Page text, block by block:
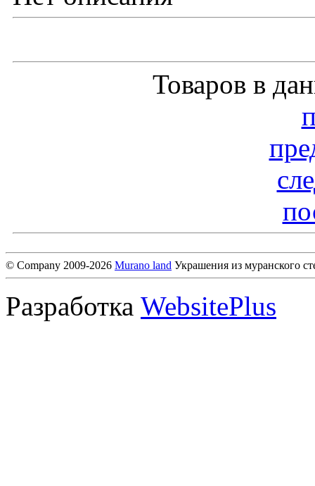
Товаров в
© Company 2009-2026 Murano land Украшения из муранского
Разработка WebsitePlus